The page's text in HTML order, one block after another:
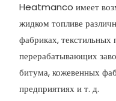
Heatmanco имеет
жидком топливе
фабриках,
перерабатывающих
битума, кожевенных
предприятиях и т. д.